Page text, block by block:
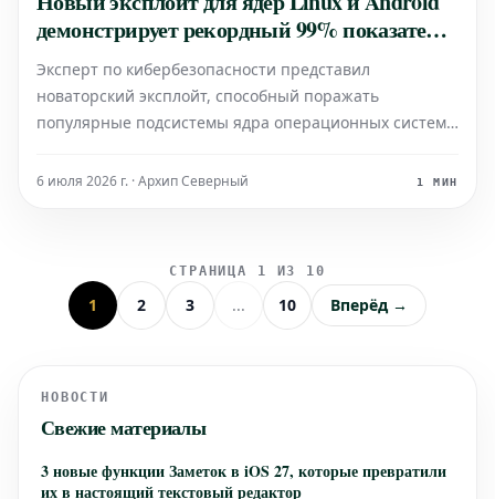
демонстрирует рекордный 99% показатель
успешности
Эксперт по кибербезопасности представил
новаторский эксплойт, способный поражать
популярные подсистемы ядра операционных систем
надежностью. Этот инструмент продемонстрировал
6 июля 2026 г. · Архип Северный 1 МИН
СТРАНИЦА 1 ИЗ 10
1 2 3 ... 10 Вперёд →
НОВОСТИ
Свежие материалы
3 новые функции Заметок в iOS 27, которые превратили
их в настоящий текстовый редактор